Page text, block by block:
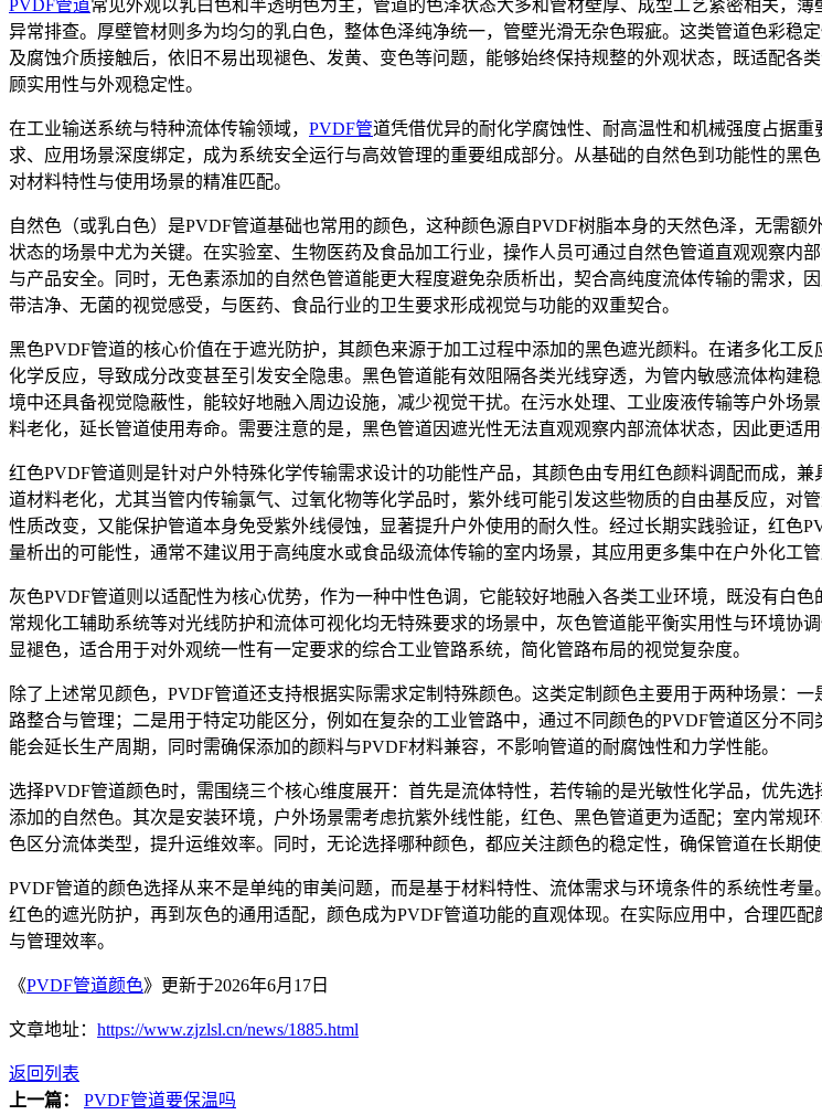
PVDF管道常见外观以乳白色和半透明色为主，管道的色泽状态大多和管材壁厚、成型工艺紧密相关，
异常排查。厚壁管材则多为均匀的乳白色，整体色泽纯净统一，管壁光滑无杂色瑕疵。这类管道色彩
及腐蚀介质接触后，依旧不易出现褪色、发黄、变色等问题，能够始终保持规整的外观状态，既适配
顾实用性与外观稳定性。
在工业输送系统与特种流体传输领域， PVDF管道凭借优异的耐化学腐蚀性、耐高温性和机械强度占据
求、应用场景深度绑定，成为系统安全运行与高效管理的重要组成部分。从基础的自然色到功能性的
对材料特性与使用场景的精准匹配。
自然色（或乳白色）是PVDF管道基础也常用的颜色，这种颜色源自PVDF树脂本身的天然色泽，无需
状态的场景中尤为关键。在实验室、生物医药及食品加工行业，操作人员可通过自然色管道直观观察
与产品安全。同时，无色素添加的自然色管道能更大程度避免杂质析出，契合高纯度流体传输的需求，
带洁净、无菌的视觉感受，与医药、食品行业的卫生要求形成视觉与功能的双重契合。
黑色PVDF管道的核心价值在于遮光防护，其颜色来源于加工过程中添加的黑色遮光颜料。在诸多化工
化学反应，导致成分改变甚至引发安全隐患。黑色管道能有效阻隔各类光线穿透，为管内敏感流体构
境中还具备视觉隐蔽性，能较好地融入周边设施，减少视觉干扰。在污水处理、工业废液传输等户外
料老化，延长管道使用寿命。需要注意的是，黑色管道因遮光性无法直观观察内部流体状态，因此更适
红色PVDF管道则是针对户外特殊化学传输需求设计的功能性产品，其颜色由专用红色颜料调配而成，
道材料老化，尤其当管内传输氯气、过氧化物等化学品时，紫外线可能引发这些物质的自由基反应，
性质改变，又能保护管道本身免受紫外线侵蚀，显著提升户外使用的耐久性。经过长期实践验证，红
量析出的可能性，通常不建议用于高纯度水或食品级流体传输的室内场景，其应用更多集中在户外化工
灰色PVDF管道则以适配性为核心优势，作为一种中性色调，它能较好地融入各类工业环境，既没有白
常规化工辅助系统等对光线防护和流体可视化均无特殊要求的场景中，灰色管道能平衡实用性与环境协
显褪色，适合用于对外观统一性有一定要求的综合工业管路系统，简化管路布局的视觉复杂度。
除了上述常见颜色，PVDF管道还支持根据实际需求定制特殊颜色。这类定制颜色主要用于两种场景：
路整合与管理；二是用于特定功能区分，例如在复杂的工业管路中，通过不同颜色的PVDF管道区分不
能会延长生产周期，同时需确保添加的颜料与PVDF材料兼容，不影响管道的耐腐蚀性和力学性能。
选择PVDF管道颜色时，需围绕三个核心维度展开：首先是流体特性，若传输的是光敏性化学品，优先
添加的自然色。其次是安装环境，户外场景需考虑抗紫外线性能，红色、黑色管道更为适配；室内常
色区分流体类型，提升运维效率。同时，无论选择哪种颜色，都应关注颜色的稳定性，确保管道在长期
PVDF管道的颜色选择从来不是单纯的审美问题，而是基于材料特性、流体需求与环境条件的系统性考
红色的遮光防护，再到灰色的通用适配，颜色成为PVDF管道功能的直观体现。在实际应用中，合理匹
与管理效率。
《PVDF管道颜色》更新于2026年6月17日
文章地址： https://www.zjzlsl.cn/news/1885.html
返回列表
上一篇：
PVDF管道要保温吗